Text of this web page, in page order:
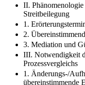
II. Phänomenologie
Streitbeilegung
1.
2.
3. Mediation und
III. Notwendigkeit
Prozessvergleichs
1. Änderungs-/
übereinstimmende